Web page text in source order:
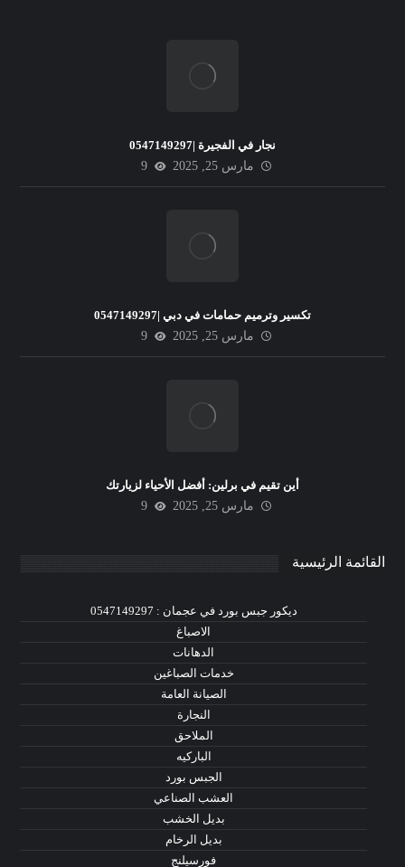
نجار في الفجيرة |0547149297
مارس 25, 2025
9
تكسير وترميم حمامات في دبي |0547149297
مارس 25, 2025
9
أين تقيم في برلين: أفضل الأحياء لزيارتك
مارس 25, 2025
9
القائمة الرئيسية
ديكور جبس بورد في عجمان : 0547149297
الاصباغ
الدهانات
خدمات الصباغين
الصيانة العامة
النجارة
الملاحق
الباركيه
الجبس بورد
العشب الصناعي
بديل الخشب
بديل الرخام
فورسيلنج